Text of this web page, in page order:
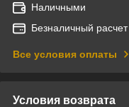
Наличными
Безналичный расчет
Все условия оплаты
Условия возврата